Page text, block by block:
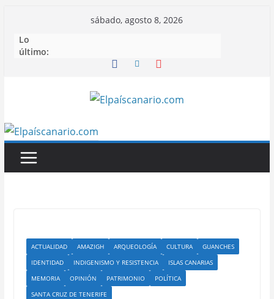
contenido
sábado, agosto 8, 2026
Lo
último:
ACTUALIDAD AMAZIGH ARQUEOLOGÍA CULTURA
GUANCHES
IDENTIDAD
INDIGENISMO Y RESISTENCIA
ISLAS CANARIAS
MEMORIA
OPINIÓN PATRIMONIO
POLÍTICA
SANTA CRUZ DE TENERIFE